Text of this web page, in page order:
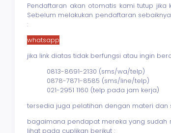
Pendaftaran akan otomatis kami tutup
Sebelum melakukan pendaftaran
:
whatsapp
jika link diatas tidak berfungsi atau ingin
0813-8691-2130 (sms/wa/telp)
0878-7871-8585 (sms/line/telp)
021-2951 1160 (telp pada jam kerja)
tersedia juga pelatihan dengan materi dan
bagaimana pendapat mereka yang sudah
lihat pada cuplikan berikut :